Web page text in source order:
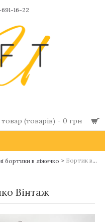
16-22
(товарів) - 0 грн
бортики в ліжечко > Бортик в кругле ліжечко Вінтаж
Вінтаж